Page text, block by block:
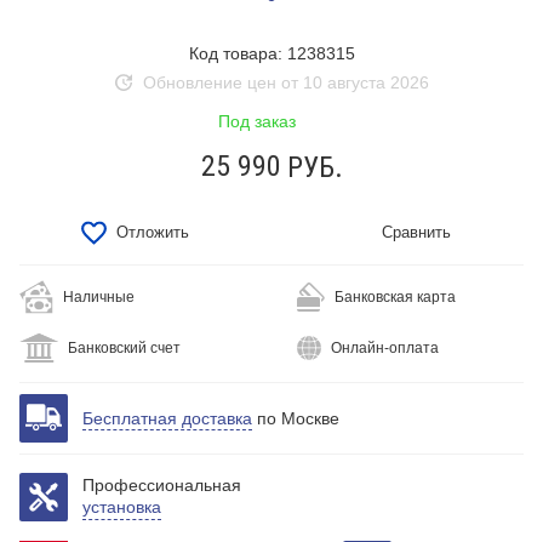
Код товара: 1238315
Под заказ
Обновление цен от 10 августа 2026
25 990 РУБ.
Отложить Сравнить
Наличные Банковская карта
Банковский счет Онлайн-оплата
Бесплатная доставка по Москве
Профессиональная
установка